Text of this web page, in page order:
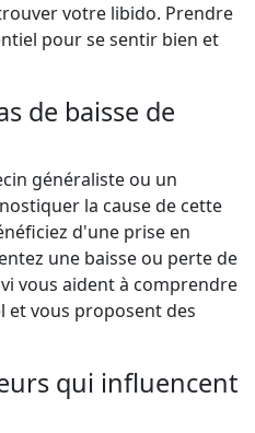
votre libido. Prendre
pour se sentir bien et
de baisse de
généraliste ou un
la cause de cette
d'une prise en
une baisse ou perte de
vous aident à comprendre
et vous proposent des
qui influencent